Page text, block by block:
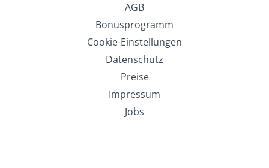
AGB
Bonusprogramm
Cookie-Einstellungen
Datenschutz
Preise
Impressum
Jobs